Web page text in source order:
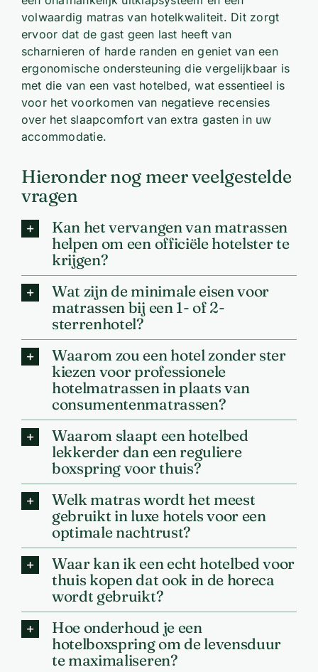
volwaardig matras van hotelkwaliteit. Dit zorgt
ervoor dat de gast geen last heeft van
scharnieren of harde randen en geniet van een
ergonomische ondersteuning die vergelijkbaar is
met die van een vast hotelbed, wat essentieel is
voor het voorkomen van negatieve recensies
over het slaapcomfort van extra gasten in uw
accommodatie.
Hieronder nog meer veelgestelde
vragen
Kan het vervangen van matrassen
helpen om een officiële hotelster te
krijgen?
Wat zijn de minimale eisen voor
matrassen bij een 1- of 2-
sterrenhotel?
Waarom zou een hotel zonder ster
kiezen voor professionele
hotelmatrassen in plaats van
consumentenmatrassen?
Waarom slaapt een hotelbed
lekkerder dan een reguliere
boxspring voor thuis?
Welk matras wordt het meest
gebruikt in luxe hotels voor een
optimale nachtrust?
Waar kan ik een echt hotelbed voor
thuis kopen dat ook in de horeca
wordt gebruikt?
Hoe onderhoud je een
hotelboxspring om de levensduur
te maximaliseren?